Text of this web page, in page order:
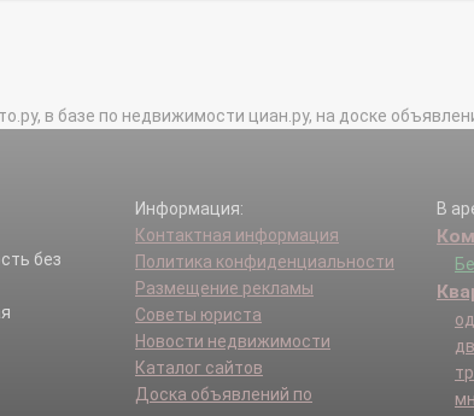
в базе по недвижимости циан.ру, на доске
без
Информация:
Контактная информация
Политика конфиденциальности
Размещение рекламы
Советы юриста
Новости недвижимости
Каталог сайтов
Доска объявлений по
В